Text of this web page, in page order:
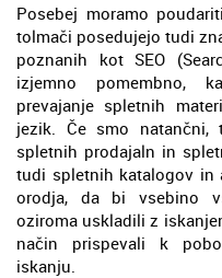
Posebej moramo
tolmači posedujejo tudi
poznanih kot SEO
izjemno pomembno,
prevajanje spletnih
jezik. Če smo natančni,
spletnih prodajaln in
tudi spletnih katalogov in
orodja, da bi vsebino
oziroma uskladili z
način prispevali k
iskanju.